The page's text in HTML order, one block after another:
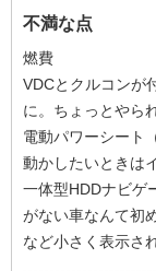
不満な点
燃費
VDCとクルコンが
に。ちょっとやら
電動パワーシート
動かしたいときは
一体型HDDナビゲ
がない車なんて初
など小さく表示さ